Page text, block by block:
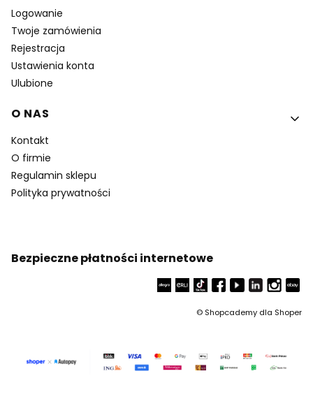
Logowanie
Twoje zamówienia
Rejestracja
Ustawienia konta
Ulubione
O NAS
Kontakt
O firmie
Regulamin sklepu
Polityka prywatności
Bezpieczne płatności internetowe
© Shopcademy dla Shoper